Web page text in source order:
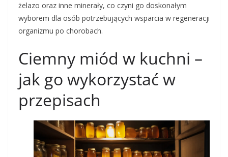
żelazo oraz inne minerały, co czyni go doskonałym
wyborem dla osób potrzebujących wsparcia w regeneracji
organizmu po chorobach.
Ciemny miód w kuchni –
jak go wykorzystać w
przepisach